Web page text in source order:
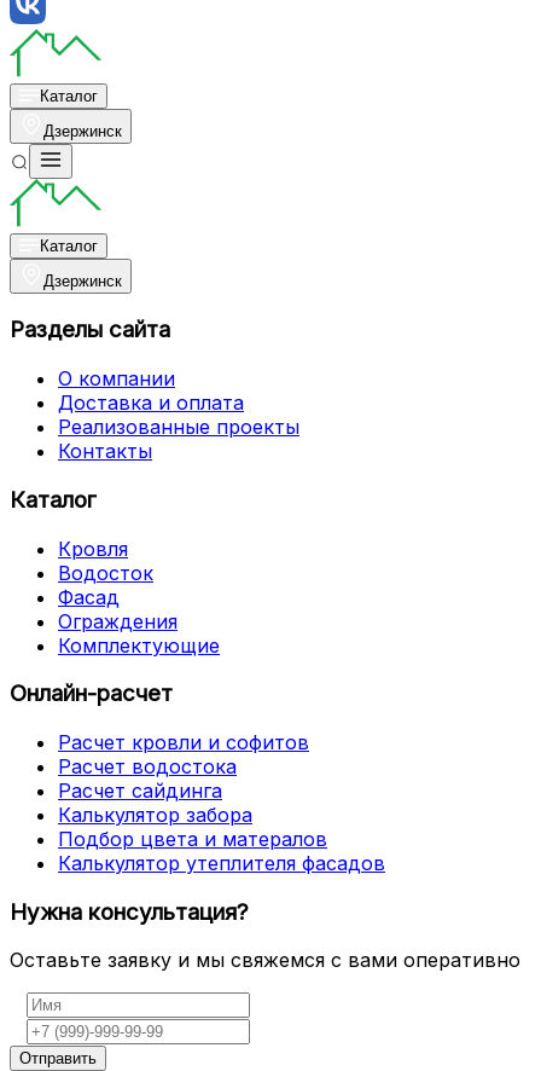
Каталог
Дзержинск
Каталог
Дзержинск
Разделы сайта
О компании
Доставка и оплата
Реализованные проекты
Контакты
Каталог
Кровля
Водосток
Фасад
Ограждения
Комплектующие
Онлайн-расчет
Расчет кровли и софитов
Расчет водостока
Расчет сайдинга
Калькулятор забора
Подбор цвета и матералов
Калькулятор утеплителя фасадов
Нужна консультация?
Оставьте заявку и мы свяжемся с вами оперативно
Отправить